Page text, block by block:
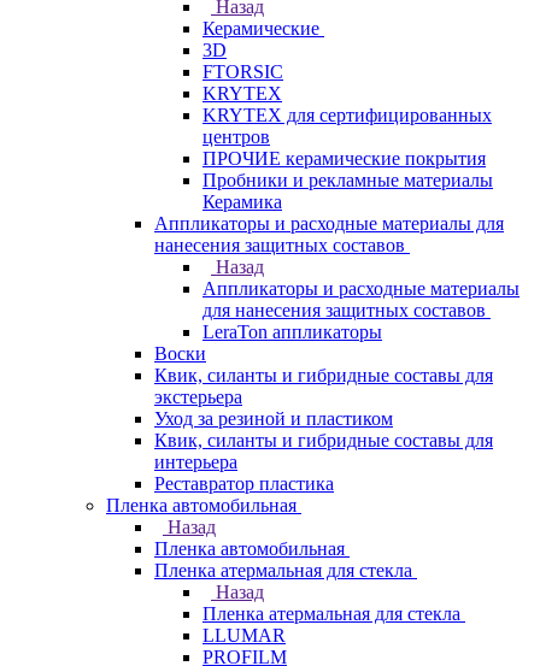
Назад
Керамические
3D
FTORSIC
KRYTEX
KRYTEX для сертифицированных
центров
ПРОЧИЕ керамические покрытия
Пробники и рекламные материалы
Керамика
Аппликаторы и расходные материалы для
нанесения защитных составов
Назад
Аппликаторы и расходные материалы
для нанесения защитных составов
LeraTon аппликаторы
Воски
Квик, силанты и гибридные составы для
экстерьера
Уход за резиной и пластиком
Квик, силанты и гибридные составы для
интерьера
Реставратор пластика
Пленка автомобильная
Назад
Пленка автомобильная
Пленка атермальная для стекла
Назад
Пленка атермальная для стекла
LLUMAR
PROFILM